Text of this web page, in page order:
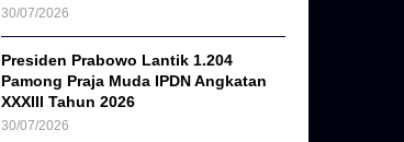
30/07/2026
Presiden Prabowo Lantik 1.204
Pamong Praja Muda IPDN Angkatan
XXXIII Tahun 2026
30/07/2026